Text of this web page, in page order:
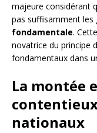
majeure considérant
pas suffisamment les
fondamentale.
novatrice du principe
fondamentaux dans
La montée
nationaux